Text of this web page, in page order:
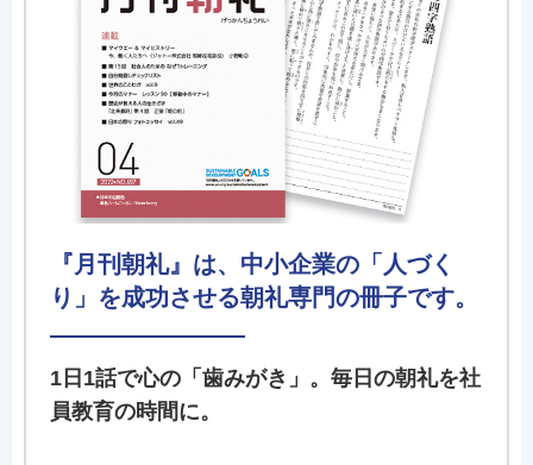
『月刊朝礼』は、中小企業の「人づく
り」を成功させる朝礼専門の冊子です。
1日1話で心の「歯みがき」。毎日の朝礼を社
員教育の時間に。